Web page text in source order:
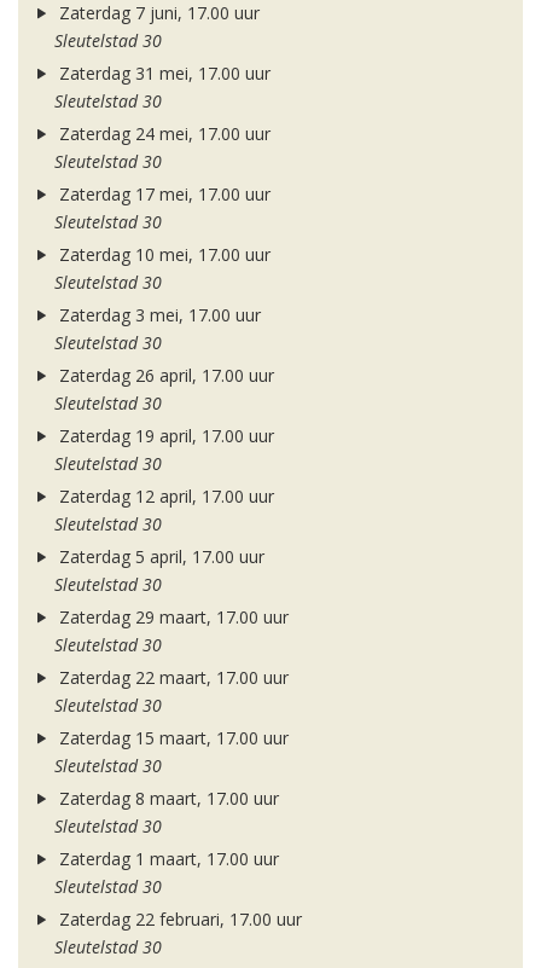
Zaterdag 7 juni, 17.00 uur
Sleutelstad 30
Zaterdag 31 mei, 17.00 uur
Sleutelstad 30
Zaterdag 24 mei, 17.00 uur
Sleutelstad 30
Zaterdag 17 mei, 17.00 uur
Sleutelstad 30
Zaterdag 10 mei, 17.00 uur
Sleutelstad 30
Zaterdag 3 mei, 17.00 uur
Sleutelstad 30
Zaterdag 26 april, 17.00 uur
Sleutelstad 30
Zaterdag 19 april, 17.00 uur
Sleutelstad 30
Zaterdag 12 april, 17.00 uur
Sleutelstad 30
Zaterdag 5 april, 17.00 uur
Sleutelstad 30
Zaterdag 29 maart, 17.00 uur
Sleutelstad 30
Zaterdag 22 maart, 17.00 uur
Sleutelstad 30
Zaterdag 15 maart, 17.00 uur
Sleutelstad 30
Zaterdag 8 maart, 17.00 uur
Sleutelstad 30
Zaterdag 1 maart, 17.00 uur
Sleutelstad 30
Zaterdag 22 februari, 17.00 uur
Sleutelstad 30